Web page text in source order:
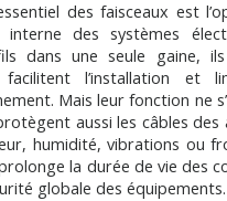
des faisceaux est
interne des systèmes
dans une seule gaine,
facilitent l’installation et
Mais leur fonction ne
aussi les câbles des
humidité, vibrations ou
la durée de vie des
globale des équipements.